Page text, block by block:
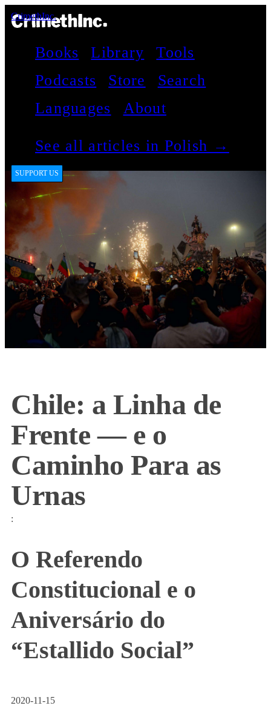
CrimethInc.
Books Library
Tools
Podcasts
Store
Search
Languages
About
See all articles in Polish →
SUPPORT US
Chile: a Linha de
Frente — e o
Caminho Para as
Urnas
:
O Referendo
Constitucional e o
Aniversário do
“Estallido Social”
2020-11-15